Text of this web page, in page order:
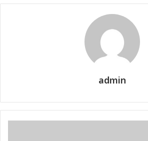
admin